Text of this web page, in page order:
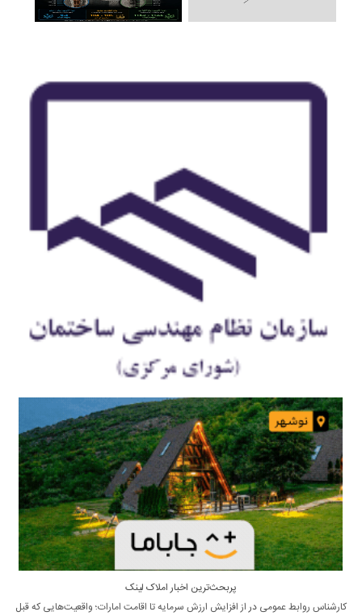
پربحث‌ترین اخبار املاک لینک
کارشناس روابط عمومی در از افزایش ارزش سرمایه تا اقامت امارات؛ واقعیت‌هایی که قبل